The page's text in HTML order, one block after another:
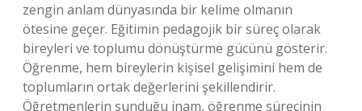
zengin anlam dünyasında bir kelime olmanın
ötesine geçer. Eğitimin pedagojik bir süreç olarak
bireyleri ve toplumu dönüştürme gücünü gösterir.
Öğrenme, hem bireylerin kişisel gelişimini hem de
toplumların ortak değerlerini şekillendirir.
Öğretmenlerin sunduğu inam, öğrenme sürecinin